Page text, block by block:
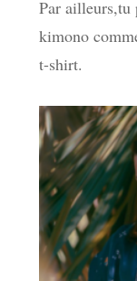
Par
kimono
t-shirt.